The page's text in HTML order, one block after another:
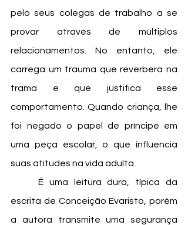
pelo seus colegas de trabalho a se
provar através de múltiplos
relacionamentos. No entanto, ele
carrega um trauma que reverbera na
trama e que justifica esse
comportamento. Quando criança, lhe
foi negado o papel de príncipe em
uma peça escolar, o que influencia
suas atitudes na vida adulta.
escrita de Conceição Evaristo, porém
a autora transmite uma segurança